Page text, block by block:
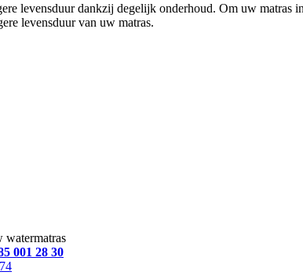
levensduur dankzij degelijk onderhoud. Om uw matras
levensduur van uw matras.
watermatras
001 28 30